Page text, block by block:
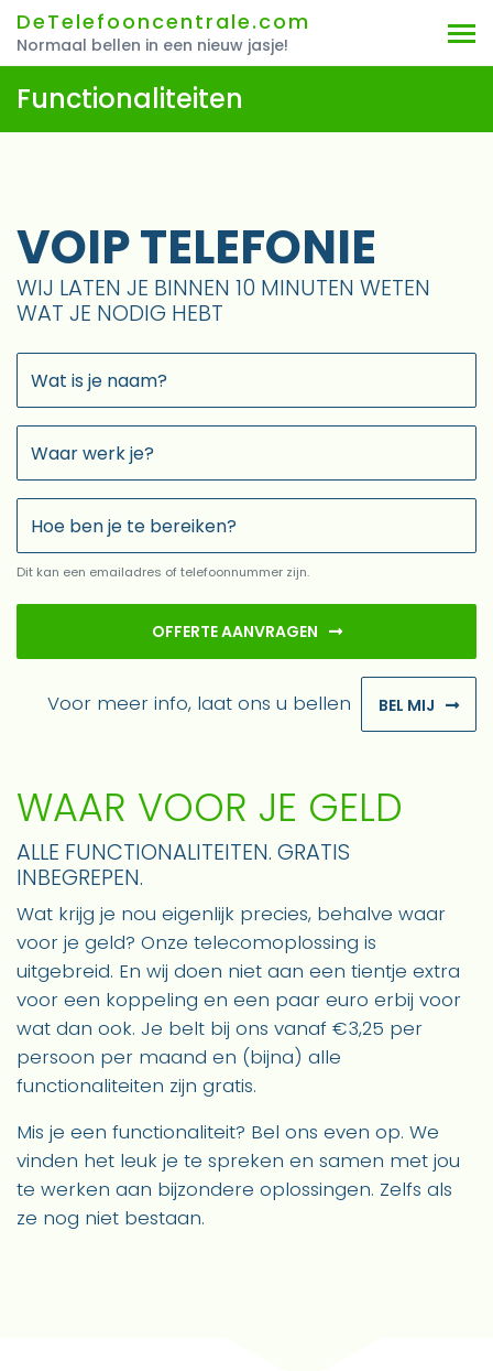
DeTelefooncentrale.com
Normaal bellen in een nieuw jasje!
Functionaliteiten
VOIP TELEFONIE
WIJ LATEN JE BINNEN 10 MINUTEN WETEN
WAT JE NODIG HEBT
Dit kan een emailadres of telefoonnummer zijn.
OFFERTE AANVRAGEN
Voor meer info, laat ons u bellen BEL MIJ
WAAR VOOR JE GELD
ALLE FUNCTIONALITEITEN. GRATIS
INBEGREPEN.
Wat krijg je nou eigenlijk precies, behalve waar
voor je geld? Onze telecomoplossing is
uitgebreid. En wij doen niet aan een tientje extra
voor een koppeling en een paar euro erbij voor
wat dan ook. Je belt bij ons vanaf €3,25 per
persoon per maand en (bijna) alle
functionaliteiten zijn gratis.
Mis je een functionaliteit? Bel ons even op. We
vinden het leuk je te spreken en samen met jou
te werken aan bijzondere oplossingen. Zelfs als
ze nog niet bestaan.